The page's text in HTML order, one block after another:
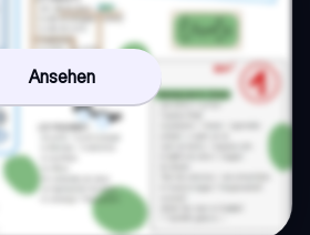
Ansehen